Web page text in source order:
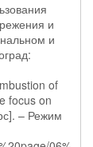
и
и
of
focus on
– Режим